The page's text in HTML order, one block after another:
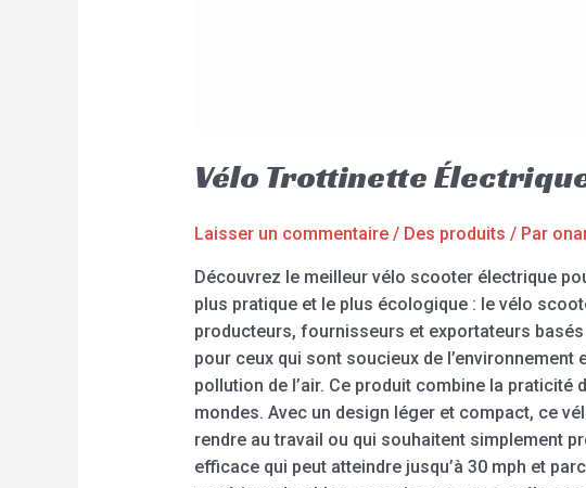
Vélo Trottinette
Laisser un commentaire / Des produits / Par
Découvrez le meilleur vélo scooter électrique
plus pratique et le plus écologique : le vélo
producteurs, fournisseurs et exportateurs
pour ceux qui sont soucieux de
pollution de l’air. Ce produit combine la praticité
mondes. Avec un design léger et compact, ce
rendre au travail ou qui souhaitent simplement
efficace qui peut atteindre jusqu’à 30 mph et